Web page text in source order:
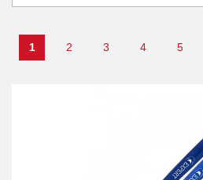
1 2 3 4 5